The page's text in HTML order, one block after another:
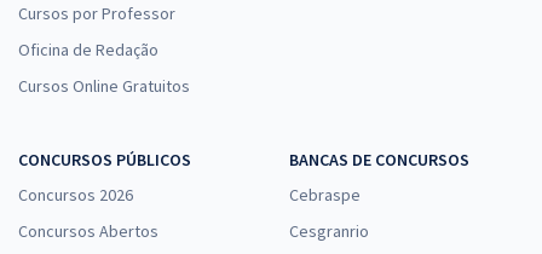
Cursos por Professor
Oficina de Redação
Cursos Online Gratuitos
CONCURSOS PÚBLICOS
Concursos 2026
Concursos Abertos
BANCAS DE CONCURSOS
Cebraspe
Cesgranrio